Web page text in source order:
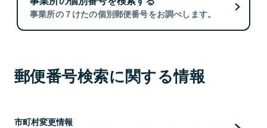
事業所の７けたの個別郵便番号をお調べします。
郵便番号検索に関する情報
市町村変更情報